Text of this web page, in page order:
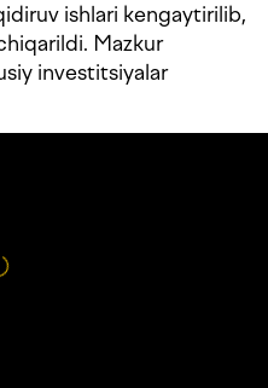
ishlari kengaytirilib,
Mazkur
investitsiyalar